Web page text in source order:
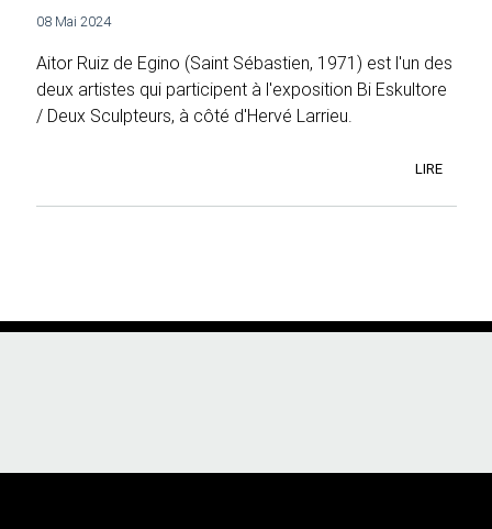
08 Mai 2024
Aitor Ruiz de Egino (Saint Sébastien, 1971) est l'un des
deux artistes qui participent à l'exposition Bi Eskultore
/ Deux Sculpteurs, à côté d'Hervé Larrieu.
LIRE